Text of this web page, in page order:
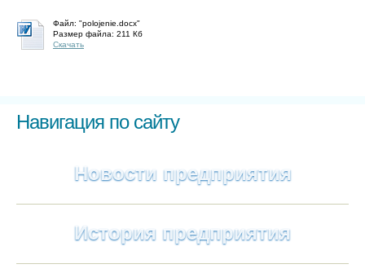
Файл: "polojenie.docx"
Размер файла: 211 Кб
Скачать
Навигация по сайту
Новости предприятия
История предприятия